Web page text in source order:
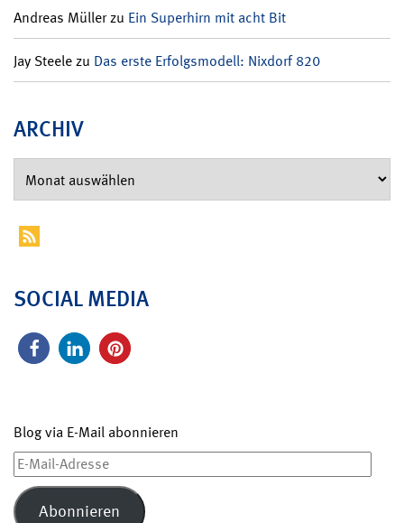
Andreas Müllerzu Ein Superhirn mit acht Bit
Jay Steelezu Das erste Erfolgsmodell: Nixdorf 820
ARCHIV
SOCIAL MEDIA
Blog via E-Mail abonnieren
E-
Mail-
Adresse
Abonnieren